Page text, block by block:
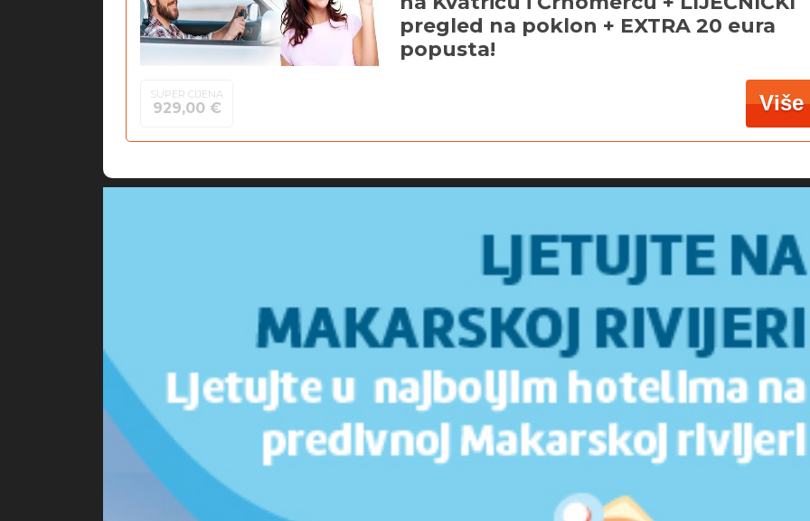
pregled na poklon + EXTRA 20 eura
popusta!
SUPER CIJENA
929,00 € Više